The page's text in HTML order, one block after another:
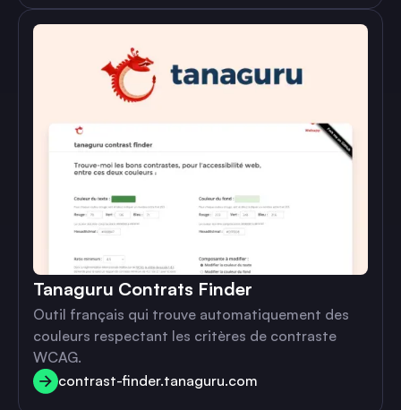
Tanaguru Contrats Finder
Outil français qui trouve automatiquement des
couleurs respectant les critères de contraste
WCAG.
contrast-finder.tanaguru.com